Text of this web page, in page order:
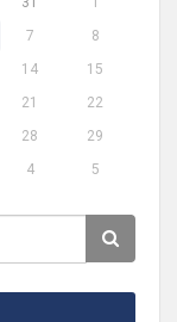
7
8
14
15
21
22
28
29
4 5